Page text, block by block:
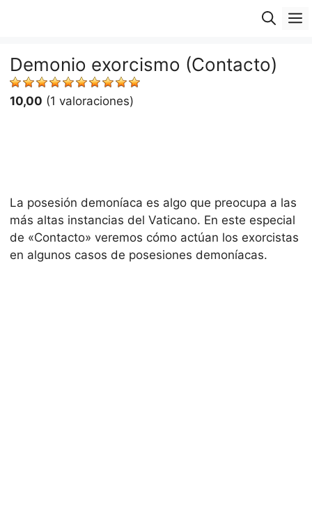
Demonio exorcismo (Contacto)
10,00 (1 valoraciones)
La posesión demoníaca es algo que preocupa a las
más altas instancias del Vaticano. En este especial
de «Contacto» veremos cómo actúan los exorcistas
en algunos casos de posesiones demoníacas.